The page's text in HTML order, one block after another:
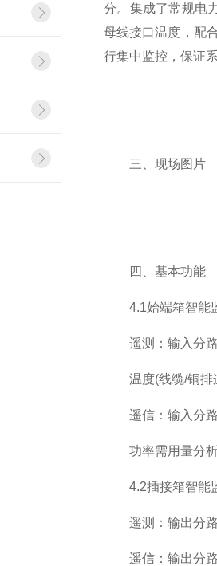
分。集成了常规电
母线接口温度，配
行集中监控，保证
三、现场图片
四、基本功能
4.1始端箱智能监
遥测：输入分路
温度(线缆/铜排
遥信：输入分路
功率需用量分析
4.2插接箱智能监
遥测：输出分路
遥信：输出分路